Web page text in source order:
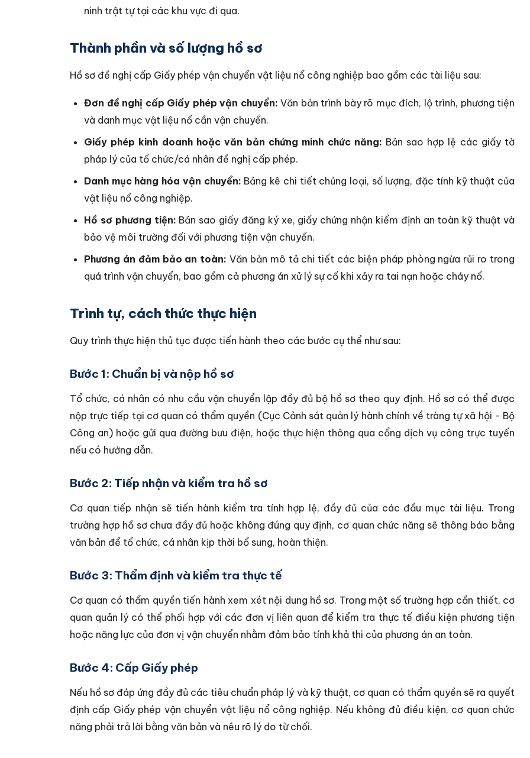
ninh trật tự tại các khu vực đi qua.
Thành phần và số lượng hồ sơ
Hồ sơ đề nghị cấp Giấy phép vận chuyển vật liệu nổ công nghiệp bao gồm các tài liệu sau:
Đơn đề nghị cấp Giấy phép vận chuyển: Văn bản trình bày rõ mục đích, lộ trình, phương tiện
và danh mục vật liệu nổ cần vận chuyển.
Giấy phép kinh doanh hoặc văn bản chứng minh chức năng: Bản sao hợp lệ các giấy tờ
pháp lý của tổ chức/cá nhân đề nghị cấp phép.
Danh mục hàng hóa vận chuyển: Bảng kê chi tiết chủng loại, số lượng, đặc tính kỹ thuật của
vật liệu nổ công nghiệp.
Hồ sơ phương tiện: Bản sao giấy đăng ký xe, giấy chứng nhận kiểm định an toàn kỹ thuật và
bảo vệ môi trường đối với phương tiện vận chuyển.
Phương án đảm bảo an toàn: Văn bản mô tả chi tiết các biện pháp phòng ngừa rủi ro trong
quá trình vận chuyển, bao gồm cả phương án xử lý sự cố khi xảy ra tai nạn hoặc cháy nổ.
Trình tự, cách thức thực hiện
Quy trình thực hiện thủ tục được tiến hành theo các bước cụ thể như sau:
Bước 1: Chuẩn bị và nộp hồ sơ
Tổ chức, cá nhân có nhu cầu vận chuyển lập đầy đủ bộ hồ sơ theo quy định. Hồ sơ có thể được
nộp trực tiếp tại cơ quan có thẩm quyền (Cục Cảnh sát quản lý hành chính về tràng tự xã hội - Bộ
Công an) hoặc gửi qua đường bưu điện, hoặc thực hiện thông qua cổng dịch vụ công trực tuyến
nếu có hướng dẫn.
Bước 2: Tiếp nhận và kiểm tra hồ sơ
Cơ quan tiếp nhận sẽ tiến hành kiểm tra tính hợp lệ, đầy đủ của các đầu mục tài liệu. Trong
trường hợp hồ sơ chưa đầy đủ hoặc không đúng quy định, cơ quan chức năng sẽ thông báo bằng
văn bản để tổ chức, cá nhân kịp thời bổ sung, hoàn thiện.
Bước 3: Thẩm định và kiểm tra thực tế
Cơ quan có thẩm quyền tiến hành xem xét nội dung hồ sơ. Trong một số trường hợp cần thiết, cơ
quan quản lý có thể phối hợp với các đơn vị liên quan để kiểm tra thực tế điều kiện phương tiện
hoặc năng lực của đơn vị vận chuyển nhằm đảm bảo tính khả thi của phương án an toàn.
Bước 4: Cấp Giấy phép
Nếu hồ sơ đáp ứng đầy đủ các tiêu chuẩn pháp lý và kỹ thuật, cơ quan có thẩm quyền sẽ ra quyết
định cấp Giấy phép vận chuyển vật liệu nổ công nghiệp. Nếu không đủ điều kiện, cơ quan chức
năng phải trả lời bằng văn bản và nêu rõ lý do từ chối.